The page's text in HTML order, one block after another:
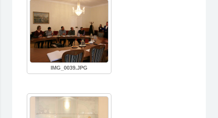
IMG_0039.JPG